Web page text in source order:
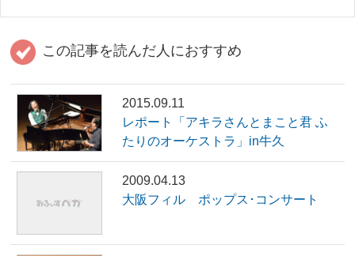
この記事を読んだ人におすすめ
2015.09.11
レポート「アキラさんとまこと君 ふ
たりのオーケストラ」in牛久
2009.04.13
大阪フィル ポップス･コンサート